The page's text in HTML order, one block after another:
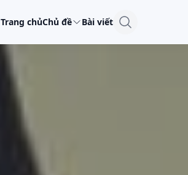
Trang chủChủ đề Bài viết